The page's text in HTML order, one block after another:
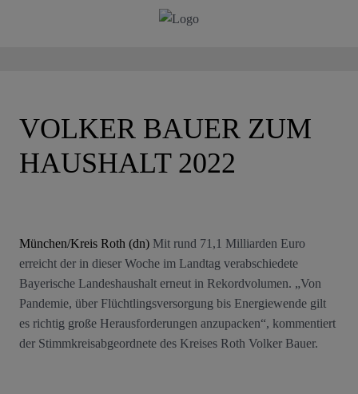
VOLKER BAUER ZUM
HAUSHALT 2022
München/Kreis Roth (dn) Mit rund 71,1 Milliarden Euro
erreicht der in dieser Woche im Landtag verabschiedete
Bayerische Landeshaushalt erneut in Rekordvolumen. „Von
Pandemie, über Flüchtlingsversorgung bis Energiewende gilt
es richtig große Herausforderungen anzupacken“, kommentiert
der Stimmkreisabgeordnete des Kreises Roth Volker Bauer.